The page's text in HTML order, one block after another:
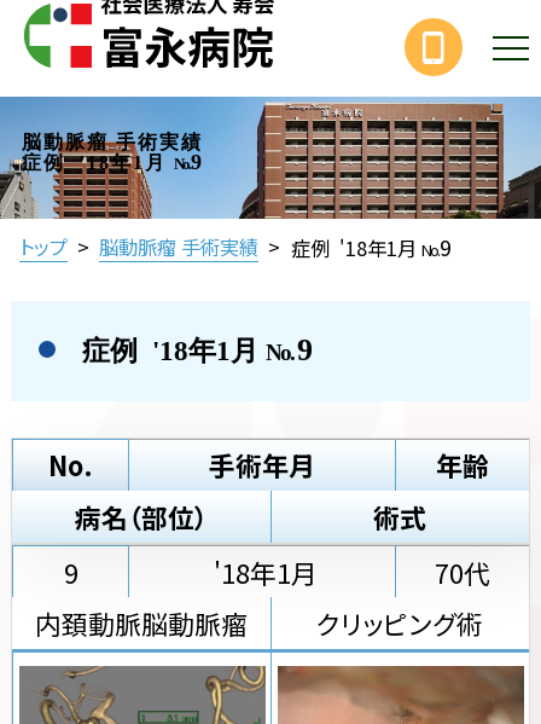
脳動脈瘤 手術実績
症例 '18年1月
No.9
トップ > 脳動脈瘤 手術実績 > 症例 '18年1月 No.9
症例 '18年1月 No.9
No. 手術年月
年齢
病名（部位）
術式
9
'18年1月
70代
内頚動脈脳動脈瘤
クリッピング術